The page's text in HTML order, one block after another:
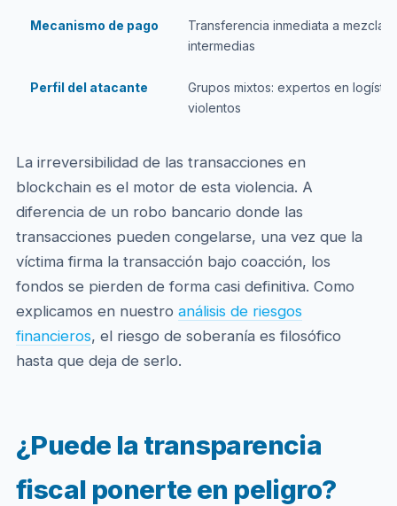
Mecanismo de pago
Transferencia inmediata a
intermedias
Perfil del atacante
Grupos mixtos: expertos en
violentos
La irreversibilidad de las transacciones en
blockchain es el motor de esta violencia. A
diferencia de un robo bancario donde las
transacciones pueden congelarse, una vez que la
víctima firma la transacción bajo coacción, los
fondos se pierden de forma casi definitiva. Como
explicamos en nuestro análisis de riesgos
financieros, el riesgo de soberanía es filosófico
hasta que deja de serlo.
¿Puede la transparencia
fiscal ponerte en peligro?